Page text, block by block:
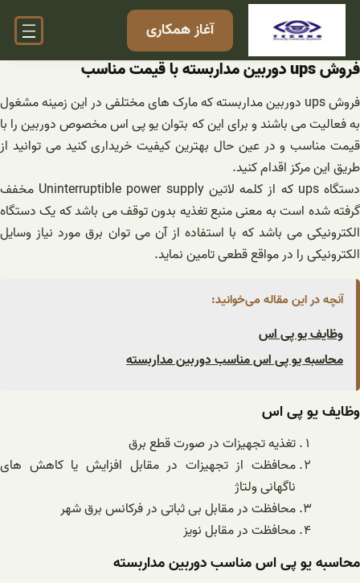
رفتن
آغاز همکاری
فروش ups دوربین مداربسته با قیمت مناسب
فروش ups دوربین مداربسته که مارک های مختلفی در این زمینه مشغول
به فعالیت می باشند و برای این که بتوان یو پی اس مخصوص دوربین را با
قیمت مناسب و در عین حال بهترین کیفیت خریداری کنید می توانید از
طریق این مرکز اقدام کنید.
دستگاه ups که از کلمه لاتین Uninterruptible power supply مخفف
گرفته شده است به معنی منبع تغذیه بدون توقف می باشد که یک دستگاه
الکترونیکی می باشد که با استفاده از آن می توان برق مورد نیاز وسایل
الکترونیکی را در مواقع قطعی تامین نماید.
آنچه در این مقاله می‌خوانید:
وظایف یو پی اس
محاسبه یو پی اس مناسب دوربین مداربسته
وظایف یو پی اس
تغذیه تجهیزات در صورت قطع برق
محافظت از تجهیزات در مقابل افزایش یا کاهش های
ناگهانی ولتاژ
محافظت در مقابل بی ثباتی در فرکانس برق شهر
محافظت در مقابل نویز
محاسبه یو پی اس مناسب دوربین مداربسته